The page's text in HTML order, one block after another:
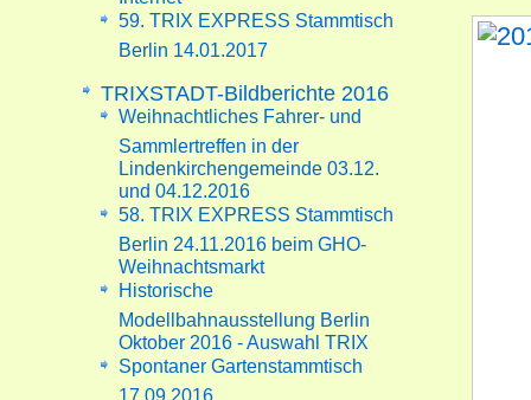
59. TRIX EXPRESS Stammtisch
Berlin 14.01.2017
TRIXSTADT-Bildberichte 2016
Weihnachtliches Fahrer- und
Sammlertreffen in der
Lindenkirchengemeinde 03.12.
und 04.12.2016
58. TRIX EXPRESS Stammtisch
Berlin 24.11.2016 beim GHO-
Weihnachtsmarkt
Historische
Modellbahnausstellung Berlin
Oktober 2016 - Auswahl TRIX
Spontaner Gartenstammtisch
17.09.2016